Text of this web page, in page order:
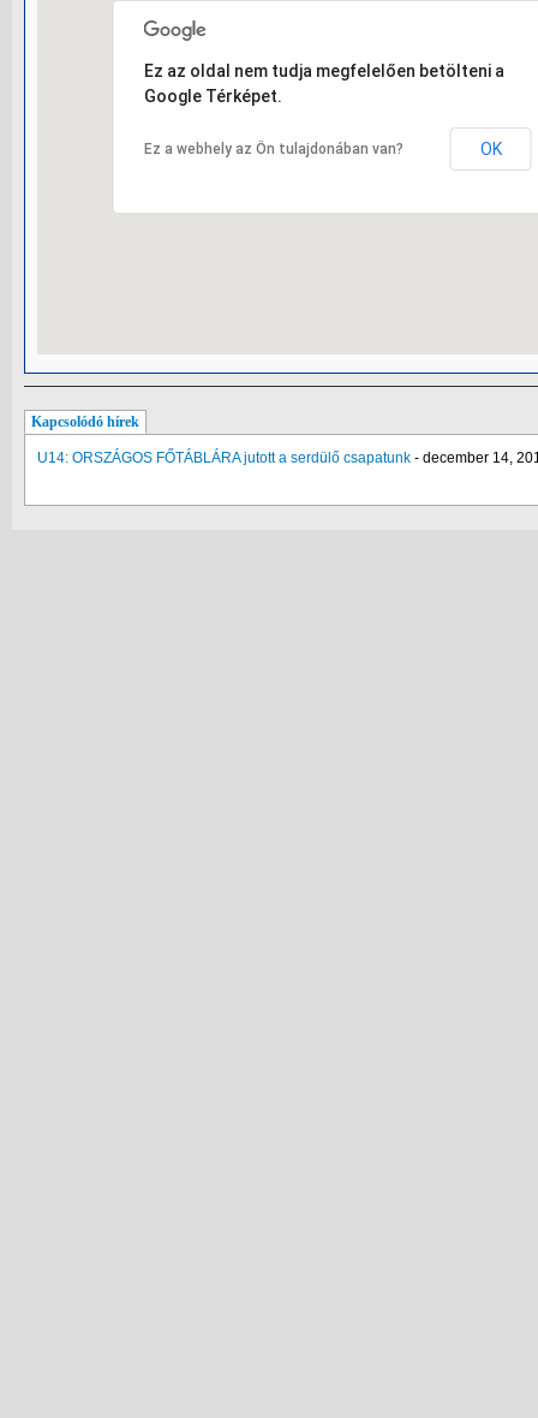
Ez az oldal nem tudja megfelelően betölteni a
Google Térképet.
Ez a webhely az Ön tulajdonában van? OK
Kapcsolódó hírek
U14: ORSZÁGOS FŐTÁBLÁRA jutott a serdülő csapatunk - december 14,